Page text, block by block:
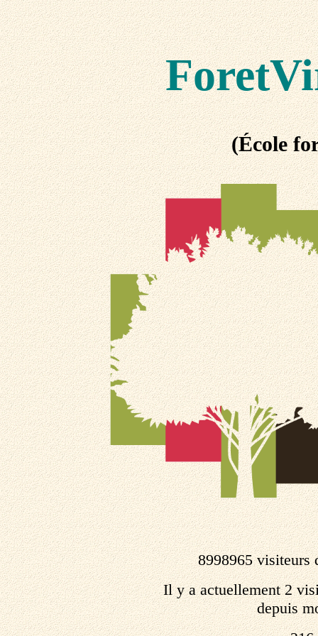
(École
8998965 visiteurs
Il y a actuellement 2
depuis